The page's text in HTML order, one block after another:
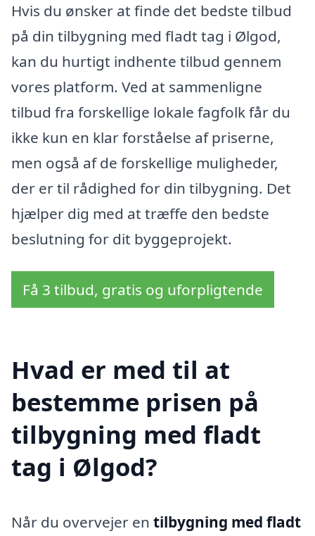
Hvis du ønsker at finde det bedste tilbud
på din tilbygning med fladt tag i Ølgod,
kan du hurtigt indhente tilbud gennem
vores platform. Ved at sammenligne
tilbud fra forskellige lokale fagfolk får du
ikke kun en klar forståelse af priserne,
men også af de forskellige muligheder,
der er til rådighed for din tilbygning. Det
hjælper dig med at træffe den bedste
beslutning for dit byggeprojekt.
Få 3 tilbud, gratis og uforpligtende
Hvad er med til at
bestemme prisen på
tilbygning med fladt
tag i Ølgod?
Når du overvejer en tilbygning med fladt